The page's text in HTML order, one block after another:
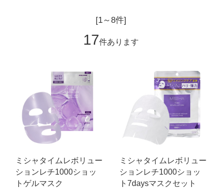
[1～8件]
17件あります
ミシャタイムレボリュー
ションレチ1000ショッ
トゲルマスク
ミシャタイムレボリュー
ションレチ1000ショッ
ト7daysマスクセット